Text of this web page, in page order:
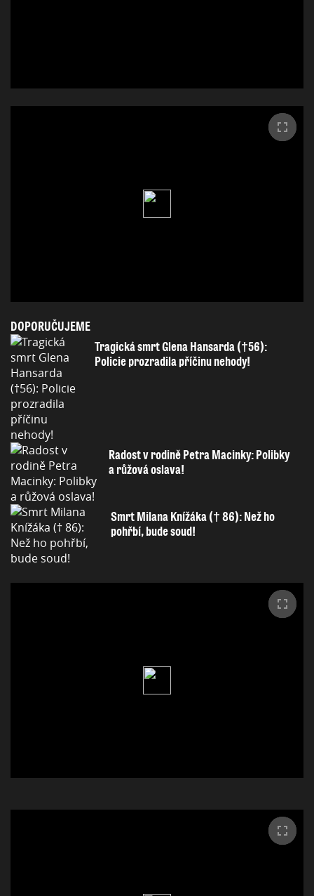
DOPORUČUJEME
Tragická smrt Glena Hansarda (†56):
Policie prozradila příčinu nehody!
Radost v rodině Petra Macinky: Polibky
a růžová oslava!
Smrt Milana Knížáka († 86): Než ho
pohřbí, bude soud!